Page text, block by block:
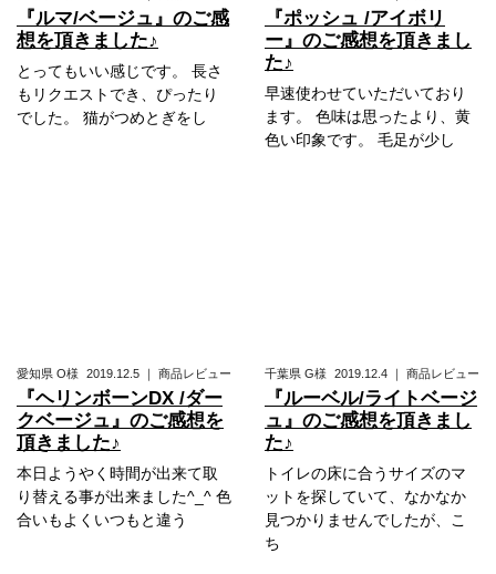
『ルマ/ベージュ』のご感
想を頂きました♪
とってもいい感じです。 長さ
もリクエストでき、ぴったり
でした。 猫がつめとぎをし
『ポッシュ /アイボリ
ー』のご感想を頂きまし
た♪
早速使わせていただいており
ます。 色味は思ったより、黄
色い印象です。 毛足が少し
愛知県 O様 2019.12.5 ｜ 商品レビュー
『ヘリンボーンDX /ダー
クベージュ』のご感想を
頂きました♪
本日ようやく時間が出来て取
り替える事が出来ました^_^ 色
合いもよくいつもと違う
千葉県 G様 2019.12.4 ｜ 商品レビュー
『ルーベル/ライトベージ
ュ』のご感想を頂きまし
た♪
トイレの床に合うサイズのマ
ットを探していて、なかなか
見つかりませんでしたが、こ
ち